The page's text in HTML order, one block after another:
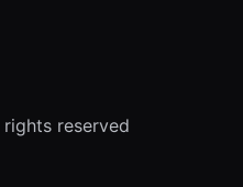
rights reserved